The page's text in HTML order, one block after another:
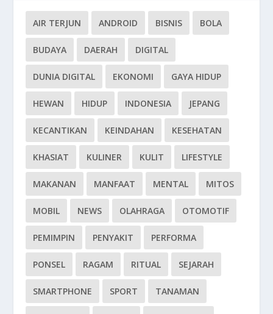
AIR TERJUN ANDROID BISNIS BOLA
BUDAYA DAERAH DIGITAL
DUNIA DIGITAL EKONOMI GAYA HIDUP
HEWAN HIDUP INDONESIA JEPANG
KECANTIKAN KEINDAHAN KESEHATAN
KHASIAT KULINER KULIT LIFESTYLE
MAKANAN MANFAAT MENTAL MITOS
MOBIL NEWS OLAHRAGA OTOMOTIF
PEMIMPIN PENYAKIT PERFORMA
PONSEL RAGAM RITUAL SEJARAH
SMARTPHONE SPORT TANAMAN